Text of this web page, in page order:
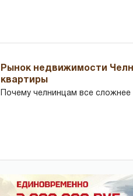
Рынок недвижимости
квартиры
Почему челнинцам все сложнее